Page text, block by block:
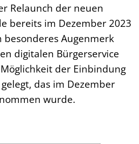
Relaunch der neuen
bereits im Dezember 2023
besonderes Augenmerk
digitalen Bürgerservice
der Einbindung
das im Dezember
wurde.